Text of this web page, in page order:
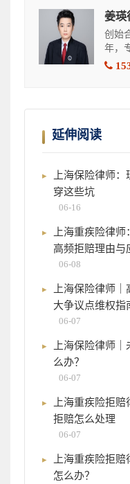
姜瑛
创始
年，
延伸阅读
上海保险律师
穿这些坑
06-16
上海重疾险律
高频拒赔理由与
06-08
上海保险律师
大争议点维权指
06-07
上海保险律师
么办？
06-07
上海重疾险拒
拒赔怎么处理
06-07
上海重疾险拒
怎么办？